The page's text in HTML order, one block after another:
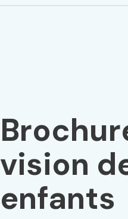
vision
enfants